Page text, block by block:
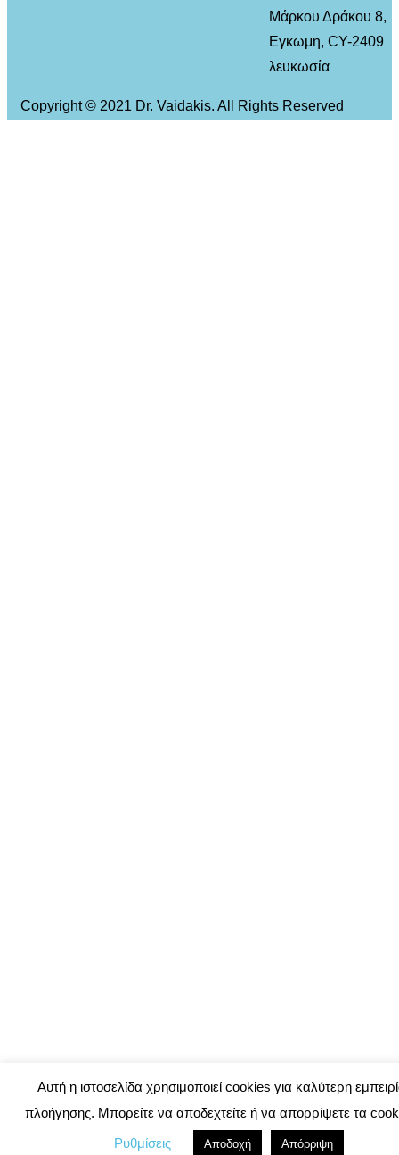
Μάρκου Δράκου 8,
Εγκωμη, CY-2409
λευκωσία
Copyright © 2021 Dr. Vaidakis. All Rights Reserved
Αυτή η ιστοσελίδα χρησιμοποιεί cookies για καλύτερη
πλοήγησης. Μπορείτε να αποδεχτείτε ή να απορρίψετε τα
Ρυθμίσεις
Αποδοχή Απόρριψη